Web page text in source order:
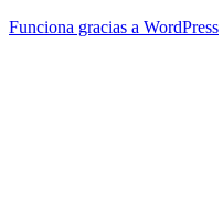
Funciona gracias a WordPress